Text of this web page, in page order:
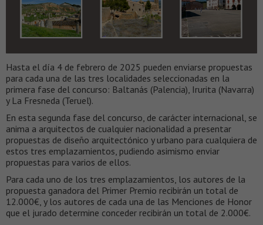
Hasta el día 4 de febrero de 2025 pueden enviarse propuestas
para cada una de las tres localidades seleccionadas en la
primera fase del concurso: Baltanás (Palencia), Irurita (Navarra)
y La Fresneda (Teruel).
En esta segunda fase del concurso, de carácter internacional, se
anima a arquitectos de cualquier nacionalidad a presentar
propuestas de diseño arquitectónico y urbano para cualquiera de
estos tres emplazamientos, pudiendo asimismo enviar
propuestas para varios de ellos.
Para cada uno de los tres emplazamientos, los autores de la
propuesta ganadora del Primer Premio recibirán un total de
12.000€, y los autores de cada una de las Menciones de Honor
que el jurado determine conceder recibirán un total de 2.000€.